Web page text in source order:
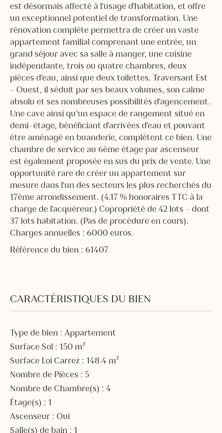
est désormais affecté à l'usage d'habitation, et offre
un exceptionnel potentiel de transformation. Une
rénovation complète permettra de créer un vaste
appartement familial comprenant une entrée, un
grand séjour avec sa salle à manger, une cuisine
indépendante, trois ou quatre chambres, deux
pièces d'eau, ainsi que deux toilettes. Traversant Est
- Ouest, il séduit par ses beaux volumes, son calme
absolu et ses nombreuses possibilités d'agencement.
Une cave ainsi qu'un espace de rangement situé en
demi-étage, bénéficiant d'arrivées d'eau et pouvant
être aménagé en buanderie, complètent ce bien. Une
chambre de service au 6ème étage par ascenseur
est également proposée en sus du prix de vente. Une
opportunité rare de créer un appartement sur
mesure dans l'un des secteurs les plus recherchés du
17ème arrondissement. (4.17 % honoraires TTC à la
charge de l'acquéreur.) Copropriété de 42 lots - dont
37 lots habitation. (Pas de procédure en cours).
Charges annuelles : 6000 euros.
Référence du bien : 61407
CARACTÉRISTIQUES DU BIEN
Type de bien : Appartement
Surface Sol : 150 m²
Surface Loi Carrez : 148.4 m²
Nombre de Pièces : 5
Nombre de Chambre(s) : 4
Étage(s) : 1
Ascenseur : Oui
Salle(s) de bain : 1